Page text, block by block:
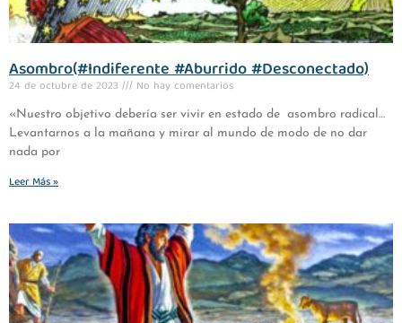
Asombro(#Indiferente #Aburrido #Desconectado)
24 de octubre de 2023 No hay comentarios
«Nuestro objetivo debería ser vivir en estado de asombro radical…
Levantarnos a la mañana y mirar al mundo de modo de no dar
nada por
Leer Más »